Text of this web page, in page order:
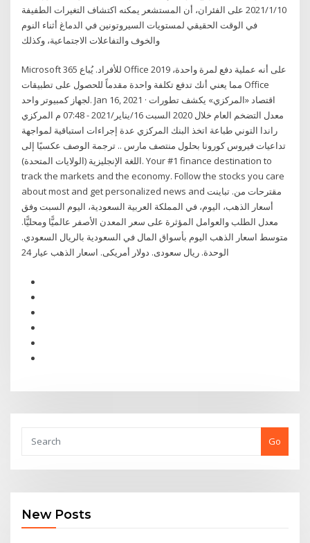
2021/1/10 على الفئران، أن المستشعر يمكنه اكتشاف التغيرات الطفيفة
في الوقت الحقيقي لمستويات السيروتونين في الدماغ أثناء النوم
والخوف والتفاعلات الاجتماعية، وكذلك
Microsoft 365 للأفراد. يُباع Office 2019 على أنه عملية دفع لمرة واحدة،
مما يعني أنك تدفع تكلفة واحدة مقدماً للحصول على تطبيقات Office
لجهاز كمبيوتر واحد. Jan 16, 2021 · اقتصاد «المركزي» يكشف تطورات
معدل التضخم العام خلال 2020 السبت 16/يناير/2021 - 07:48 م المركزي
راندا التوني طباعة اتخذ البنك المركزي عدة إجراءات استباقية لمواجهة
تداعيات فيروس كورونا بحلول منتصف مارس .. ترجمة الوصف عكسيًا إلى
اللغة الإنجليزية (الولايات المتحدة). Your #1 finance destination to
track the markets and the economy. Follow the stocks you care
about most and get personalized news and مقترحات من. تباينت
أسعار الذهب، اليوم، في المملكة العربية السعودية، اليوم السبت وفق
معدل الطلب والعوامل المؤثرة على سعر المعدن الأصفر عالميًّا ومحليًّا.
متوسط اسعار الذهب اليوم بأسواق المال في السعودية بالريال السعودي.
الوحدة. ريال سعودى. دولار أمريكى. اسعار الذهب عيار 24
Go
New Posts